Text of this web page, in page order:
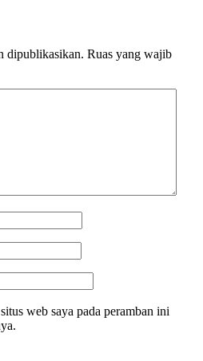
dipublikasikan. Ruas yang wajib
web saya pada peramban ini